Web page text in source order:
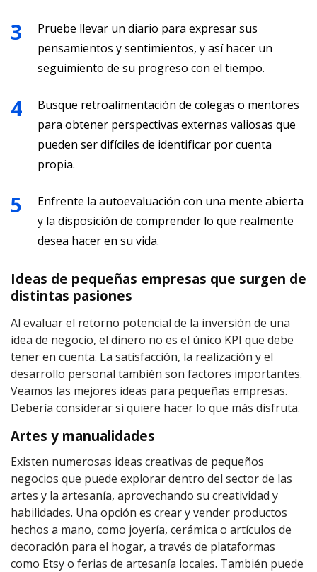
Pruebe llevar un diario para expresar sus
pensamientos y sentimientos, y así hacer un
seguimiento de su progreso con el tiempo.
Busque retroalimentación de colegas o mentores
para obtener perspectivas externas valiosas que
pueden ser difíciles de identificar por cuenta
propia.
Enfrente la autoevaluación con una mente abierta
y la disposición de comprender lo que realmente
desea hacer en su vida.
Ideas de pequeñas empresas que surgen de
distintas pasiones
Al evaluar el retorno potencial de la inversión de una
idea de negocio, el dinero no es el único KPI que debe
tener en cuenta. La satisfacción, la realización y el
desarrollo personal también son factores importantes.
Veamos las mejores ideas para pequeñas empresas.
Debería considerar si quiere hacer lo que más disfruta.
Artes y manualidades
Existen numerosas ideas creativas de pequeños
negocios que puede explorar dentro del sector de las
artes y la artesanía, aprovechando su creatividad y
habilidades. Una opción es crear y vender productos
hechos a mano, como joyería, cerámica o artículos de
decoración para el hogar, a través de plataformas
como Etsy o ferias de artesanía locales. También puede